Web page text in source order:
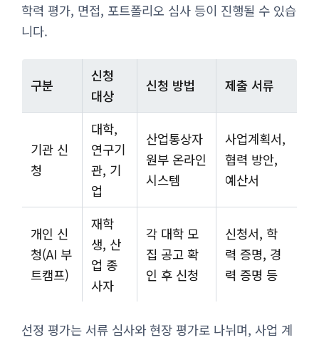
학력 평가, 면접, 포트폴리오 심사 등이 진행될 수 있습
니다.
구분
신청
대상
신청 방법 제출 서류
기관 신
청
대학,
연구기
관, 기
업
산업통상자
원부 온라인
시스템
사업계획서,
협력 방안,
예산서
개인 신
청(AI 부
트캠프)
재학
생, 산
업 종
사자
각 대학 모
집 공고 확
인 후 신청
신청서, 학
력 증명, 경
력 증명 등
선정 평가는 서류 심사와 현장 평가로 나뉘며, 사업 계